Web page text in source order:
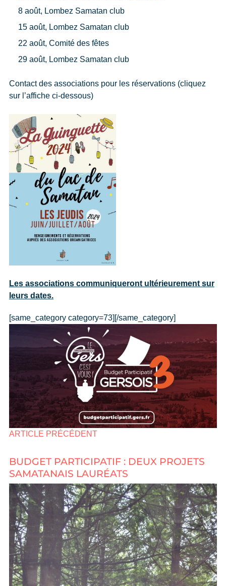
8 août, Lombez Samatan club
15 août, Lombez Samatan club
22 août, Comité des fêtes
29 août, Lombez Samatan club
Contact des associations pour les réservations (cliquez
sur l’affiche ci-dessous)
Les associations communiqueront ultérieurement sur
leurs dates.
[same_category category=73][/same_category]
ARTICLE PRÉCÉDENT
BUDGET PARTICIPATIF : DEUX PROJETS
SAMATANAIS LAURÉATS